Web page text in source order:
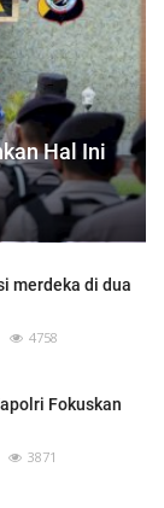
Hal Ini
merdeka di dua
4758
Fokuskan
3871